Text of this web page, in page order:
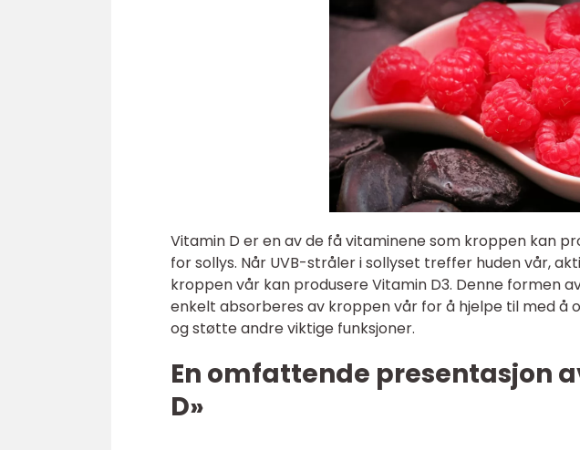
Vitamin D er en av de få vitaminene som kroppen kan
for sollys. Når UVB-stråler i sollyset treffer huden vår,
kroppen vår kan produsere Vitamin D3. Denne formen
enkelt absorberes av kroppen vår for å hjelpe til med
og støtte andre viktige funksjoner.
En omfattende presentasjon
D»